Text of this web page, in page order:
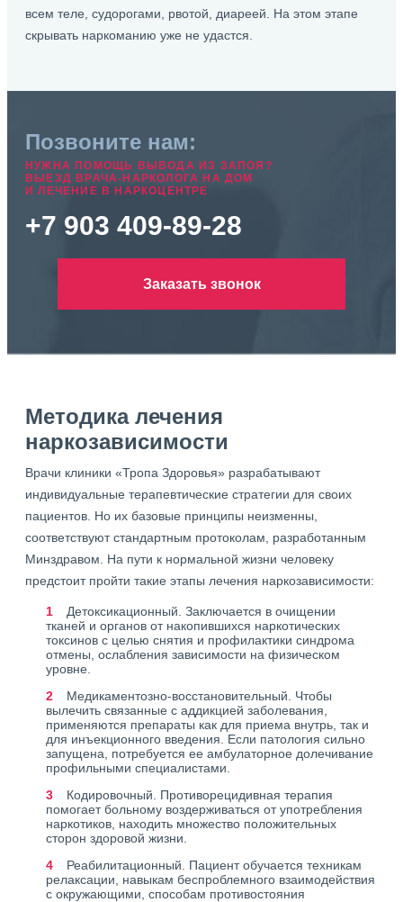
всем теле, судорогами, рвотой, диареей. На этом этапе
скрывать наркоманию уже не удастся.
Позвоните нам:
НУЖНА ПОМОЩЬ ВЫВОДА ИЗ ЗАПОЯ?
ВЫЕЗД ВРАЧА-НАРКОЛОГА НА ДОМ
И ЛЕЧЕНИЕ В НАРКОЦЕНТРЕ
+7 903 409-89-28
Заказать звонок
Методика лечения
наркозависимости
Врачи клиники «Тропа Здоровья» разрабатывают
индивидуальные терапевтические стратегии для своих
пациентов. Но их базовые принципы неизменны,
соответствуют стандартным протоколам, разработанным
Минздравом. На пути к нормальной жизни человеку
предстоит пройти такие этапы лечения наркозависимости:
Детоксикационный. Заключается в очищении
тканей и органов от накопившихся наркотических
токсинов с целью снятия и профилактики синдрома
отмены, ослабления зависимости на физическом
уровне.
Медикаментозно-восстановительный. Чтобы
вылечить связанные с аддикцией заболевания,
применяются препараты как для приема внутрь, так и
для инъекционного введения. Если патология сильно
запущена, потребуется ее амбулаторное долечивание
профильными специалистами.
Кодировочный. Противорецидивная терапия
помогает больному воздерживаться от употребления
наркотиков, находить множество положительных
сторон здоровой жизни.
Реабилитационный. Пациент обучается техникам
релаксации, навыкам беспроблемного взаимодействия
с окружающими, способам противостояния